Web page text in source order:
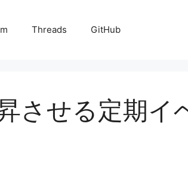
Threads GitHub
させる定期イ